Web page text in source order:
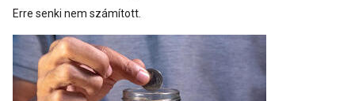
Erre senki nem számított.